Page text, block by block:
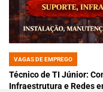
POSTED
IN
VAGAS DE EMPREGO
Técnico de TI Júnior:
Infraestrutura e Redes